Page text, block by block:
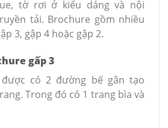
tờ rơi ở kiểu dáng và nội
tải. Brochure gồm nhiều
3, gập 4 hoặc gập 2.
gấp 3
có 2 đường bế gân tạo
Trong đó có 1 trang bìa và